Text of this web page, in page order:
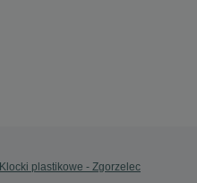
Klocki plastikowe - Zgorzelec